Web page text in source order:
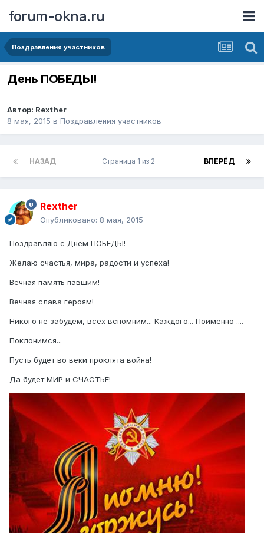
forum-okna.ru
Поздравления участников
День ПОБЕДЫ!
Автор: Rexther
8 мая, 2015 в Поздравления участников
НАЗАД ВПЕРЁД
Страница 1 из 2
Rexther
Опубликовано: 8 мая, 2015
Поздравляю с Днем ПОБЕДЫ!
Желаю счастья, мира, радости и успеха!
Вечная память павшим!
Вечная слава героям!
Никого не забудем, всех вспомним... Каждого... Поименно ....
Поклонимся...
Пусть будет во веки проклята война!
Да будет МИР и СЧАСТЬЕ!